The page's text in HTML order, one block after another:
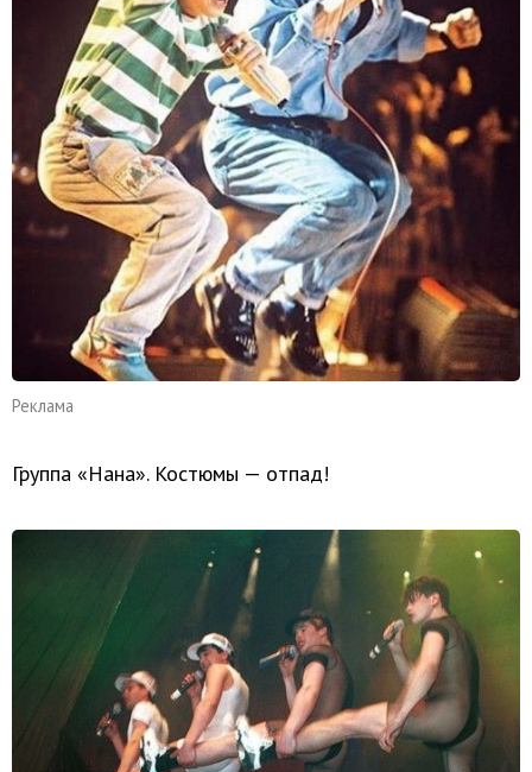
Реклама
Группа «Нана». Костюмы — отпад!